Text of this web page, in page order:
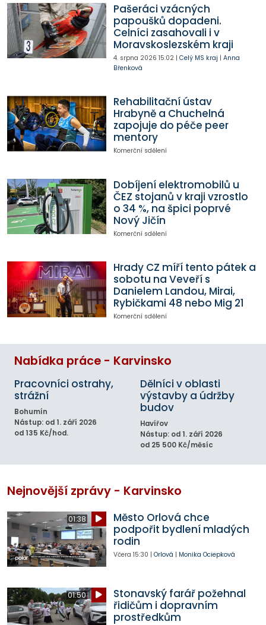
Pašeráci vzácných
papoušků dopadeni.
Celníci zasahovali i v
Moravskoslezském kraji
4. srpna 2026 15:02| Celý MS kraj | Anna
Břenková
Rehabilitační ústav
Hrabyně a Chuchelná
zapojuje do péče peer
mentory
Komerční sdělení
Dobíjení elektromobilů u
ČEZ stojanů v kraji vzrostlo
o 34 %, na špici poprvé
Nový Jičín
Komerční sdělení
Hrady CZ míří tento pátek a
sobotu na Veveří s
Danielem Landou, Mirai,
Rybičkami 48 nebo Mig 21
Komerční sdělení
Nabídka práce - Karvinsko
Pracovníci ostrahy,
strážní
Bohumín
Nástup: od 1. září 2026
od 135 Kč/hod.
Dělníci v oblasti
výstavby a údržby
budov
Havířov
Nástup: od 1. září 2026
od 25 500 Kč/měsíc
Nejnovější zprávy - Karvinsko
01:38
Město Orlová chce
podpořit bydlení mladých
rodin
Včera 15:30 | Orlová | Monika Ociepková
01:50
Stonavský farář požehnal
řidičům i dopravním
prostředkům